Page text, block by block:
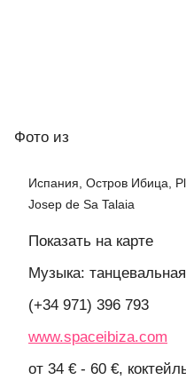
Фото из
Испания, Остров Ибица,
Josep de Sa Talaia
Показать на карте
Музыка:
(+34 971) 396 793
www.spaceibiza.com
от 34 € - 60 €,